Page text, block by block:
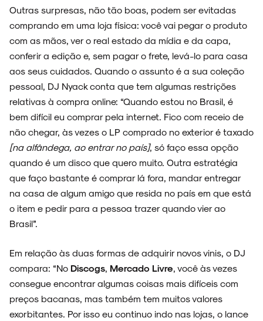
NOVIDADES
NOIZE RECORD CLUB
SOBRE
Outras surpresas, não tão boas, podem ser evitadas
comprando em uma loja física: você vai pegar o produto
com as mãos, ver o real estado da mídia e da capa,
conferir a edição e, sem pagar o frete, levá-lo para casa
aos seus cuidados. Quando o assunto é a sua coleção
pessoal, DJ Nyack conta que tem algumas restrições
relativas à compra online: “Quando estou no Brasil, é
bem difícil eu comprar pela internet. Fico com receio de
não chegar, às vezes o LP comprado no exterior é taxado
[na alfândega, ao entrar no país], só faço essa opção
quando é um disco que quero muito. Outra estratégia
que faço bastante é comprar lá fora, mandar entregar
na casa de algum amigo que resida no país em que está
o item e pedir para a pessoa trazer quando vier ao
Brasil”.
Em relação às duas formas de adquirir novos vinis, o DJ
compara: “No Discogs Mercado Livre , você às vezes
consegue encontrar algumas coisas mais difíceis com
preços bacanas, mas também tem muitos valores
exorbitantes. Por isso eu continuo indo nas lojas, o lance